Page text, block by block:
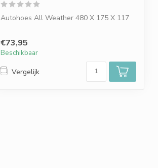
Autohoes All Weather 480 X 175 X 117
€73,95
Beschikbaar
Vergelijk